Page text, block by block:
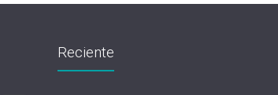
Reciente